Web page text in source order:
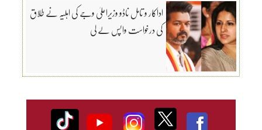
اداکار و تامل ناڈو وزیراعلیٰ وجے کی اہلیہ نے طلاق
کی درخواست واپس لے لی